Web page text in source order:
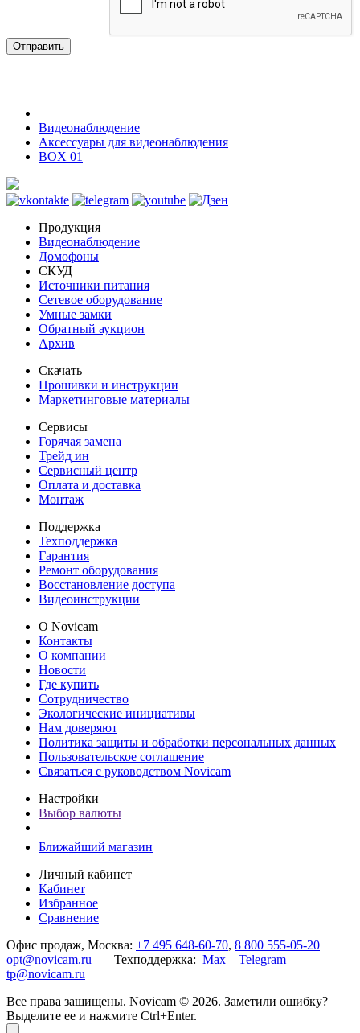
Отправить
Видеонаблюдение
Аксессуары для видеонаблюдения
BOX 01
Продукция
Видеонаблюдение
Домофоны
СКУД
Источники питания
Сетевое оборудование
Умные замки
Обратный аукцион
Архив
Скачать
Прошивки и инструкции
Маркетинговые материалы
Сервисы
Горячая замена
Трейд ин
Сервисный центр
Оплата и доставка
Монтаж
Поддержка
Техподдержка
Гарантия
Ремонт оборудования
Восстановление доступа
Видеоинструкции
О Novicam
Контакты
О компании
Новости
Где купить
Сотрудничество
Экологические инициативы
Нам доверяют
Политика защиты и обработки персональных данных
Пользовательское соглашение
Связаться с руководством Novicam
Настройки
Выбор валюты
Ближайший магазин
Личный кабинет
Кабинет
Избранное
Сравнение
Офис продаж, Москва: +7 495 648-60-70, 8 800 555-05-20
opt@novicam.ru Техподдержка: Max
Telegram
tp@novicam.ru
Все права защищены. Novicam © 2026. Заметили ошибку?
Выделите ее и нажмите Ctrl+Enter.